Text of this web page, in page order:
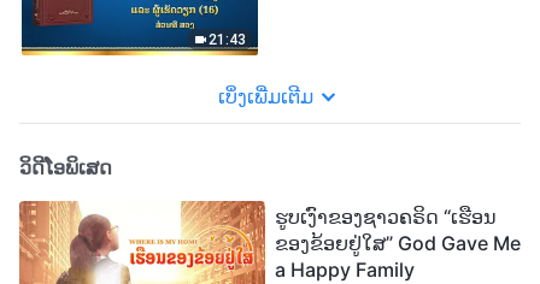
21:43
ເບິ່ງເພີ່ມເຕີມ
ວິດີໂອພິເສດ
ຮູບເງົາຂອງຊາວຄຣິດ “ເຮືອນ
ຂອງຂ້ອຍຢູ່ໃສ” God Gave Me
a Happy Family